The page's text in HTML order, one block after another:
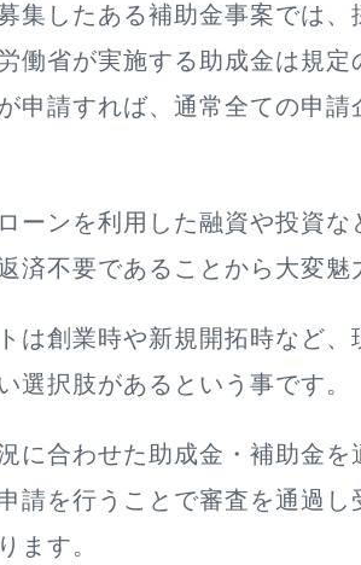
集したある補助金事案では
働省が実施する助成金は規
申請すれば、通常全ての申
ーンを利用した融資や投資な
済不要であることから大変魅
は創業時や新規開拓時など、
選択肢があるという事です。
に合わせた助成金・補助金を
請を行うことで審査を通過
ます。